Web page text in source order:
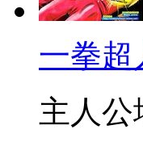
一拳超
主人